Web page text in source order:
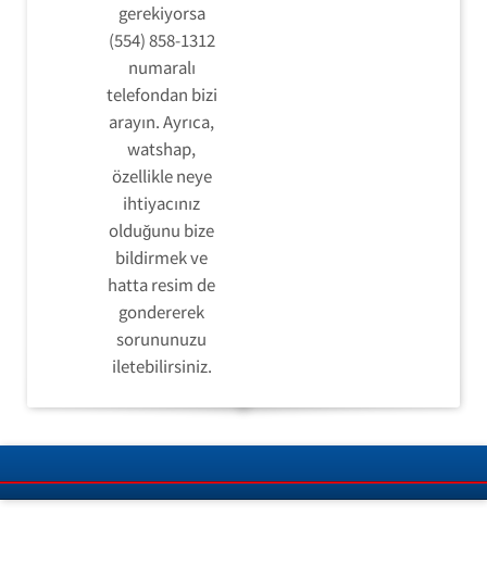
gerekiyorsa
(554) 858-1312
numaralı
telefondan bizi
arayın. Ayrıca,
watshap,
özellikle neye
ihtiyacınız
olduğunu bize
bildirmek ve
hatta resim de
gondererek
sorununuzu
iletebilirsiniz.